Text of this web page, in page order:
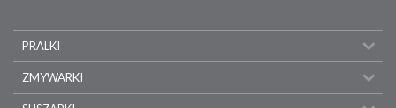
PRALKI
ZMYWARKI